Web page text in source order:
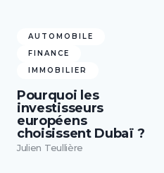
AUTOMOBILE
FINANCE
IMMOBILIER
Pourquoi les
investisseurs
européens
choisissent Dubaï ?
Julien Teullière